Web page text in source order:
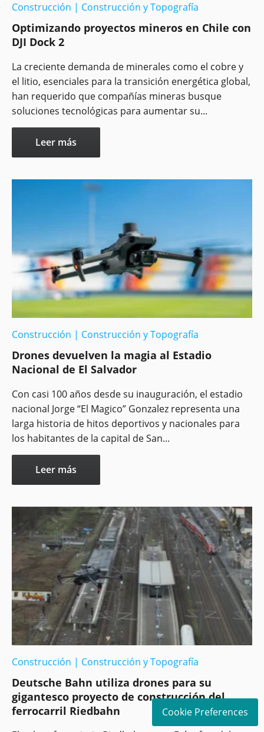
Construcción | Construcción y Topografía
Optimizando proyectos mineros en Chile con
DJI Dock 2
La creciente demanda de minerales como el cobre y
el litio, esenciales para la transición energética global,
han requerido que compañías mineras busque
soluciones tecnológicas para aumentar su...
Leer más
Construcción | Construcción y Topografía
Drones devuelven la magia al Estadio
Nacional de El Salvador
Con casi 100 años desde su inauguración, el estadio
nacional Jorge “El Magico” Gonzalez representa una
larga historia de hitos deportivos y nacionales para
los habitantes de la capital de San...
Leer más
Construcción | Construcción y Topografía
Deutsche Bahn utiliza drones para su
gigantesco proyecto de construcción del
ferrocarril Riedbahn
Cookie Preferences